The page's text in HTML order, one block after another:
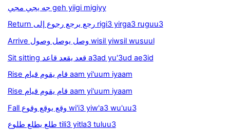
جه يجي مجي geh yiigi migiyy
Return رجع يرجع رجوع إلى rigi3 yirga3 ruguu3
Arrive وصل يوصل وصول wisil yiwsil wusuul
Sit sitting قعد يقعد قاعد a3ad yu'3ud ae3id
Rise قام يقوم قيام aam yi'uum iyaam
Rise قام يقوم قيام aam yi'uum iyaam
Fall وقع يوقع وقوع wi'i3 yiw'a3 wu'uu3
طلع يطلع طلوع tili3 yitla3 tuluu3